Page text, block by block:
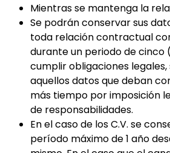
Mientras se mantenga la
Se podrán conservar sus
toda relación contractual
durante un periodo de cinco
cumplir obligaciones legales,
aquellos datos que deban
más tiempo por imposición
de responsabilidades.
En el caso de los C.V. se
período máximo de 1 año